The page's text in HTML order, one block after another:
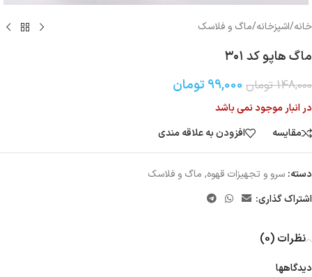
خانه/اشپزخانه/ماگ و فلاسک
ماگ هاپو کد ۳۰۱
148,000 تومان 99,000 تومان
در انبار موجود نمی باشد
مقایسه
افزودن به علاقه مندی
دسته: سرو و تجهیزات قهوه, ماگ و فلاسک
اشتراک گذاری:
نظرات (0)
دیدگاهها